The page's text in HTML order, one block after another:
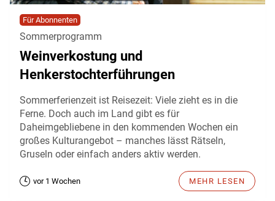
Für Abonnenten
Sommerprogramm
Weinverkostung und
Henkerstochterführungen
Sommerferienzeit ist Reisezeit: Viele zieht es in die
Ferne. Doch auch im Land gibt es für
Daheimgebliebene in den kommenden Wochen ein
großes Kulturangebot – manches lässt Rätseln,
Gruseln oder einfach anders aktiv werden.
vor 1 Wochen MEHR LESEN